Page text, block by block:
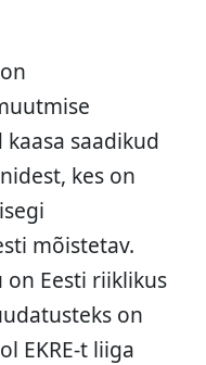
saadikud
kes on
mõistetav.
on Eesti riiklikus
on
EKRE-t liiga